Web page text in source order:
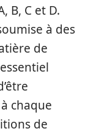
B, C et D.
à des
de
chaque
de